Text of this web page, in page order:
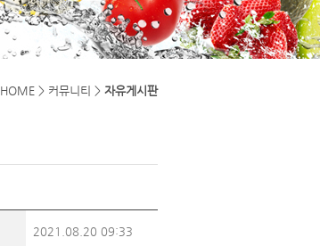
HOME > 커뮤니티 > 자유게시판
2021.08.20 09:33